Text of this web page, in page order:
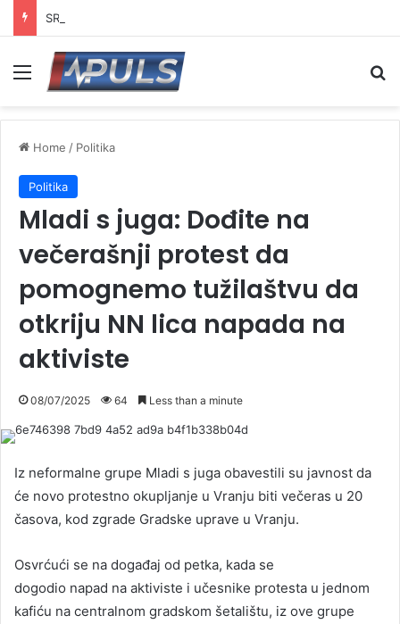
Menu
Home / Politika
Politika
Mladi s juga: Dođite na
večerašnji protest da
pomognemo tužilaštvu da
otkriju NN lica napada na
aktiviste
08/07/2025 64 Less than a minute
Iz neformalne grupe Mladi s juga obavestili su javnost da
će novo protestno okupljanje u Vranju biti večeras u 20
časova, kod zgrade Gradske uprave u Vranju.
Osvrćući se na događaj od petka, kada se
dogodio napad na aktiviste i učesnike protesta u jednom
kafiću na centralnom gradskom šetalištu, iz ove grupe